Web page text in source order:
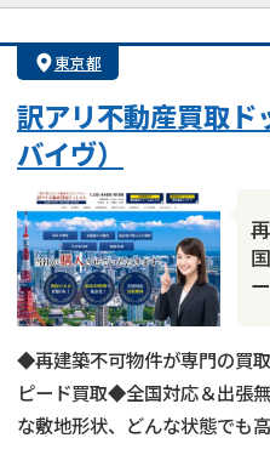
東京都
訳アリ不動産買取ド
バイヴ）
◆再建築不可物件が専門の買
ピード買取◆全国対応＆出張
な敷地形状、どんな状態でも
トップ対応◆無料査定＆相談